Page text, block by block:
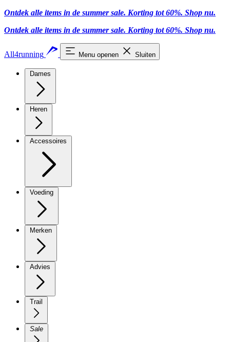
Ontdek alle items in de summer sale. Korting tot 60%. Shop nu.
Ontdek alle items in de summer sale. Korting tot 60%. Shop nu.
All4running Menu openen Sluiten
Dames
Heren
Accessoires
Voeding
Merken
Advies
Trail
Sale